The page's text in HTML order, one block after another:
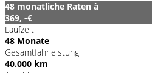
48 monatliche Raten à
369, -€
Laufzeit
48 Monate
Gesamtfahrleistung
40.000 km